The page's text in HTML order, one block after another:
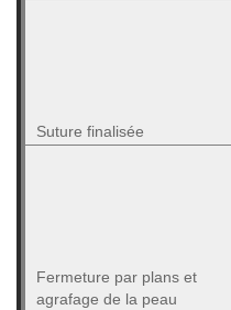
Suture finalisée
Fermeture par plans et
agrafage de la peau